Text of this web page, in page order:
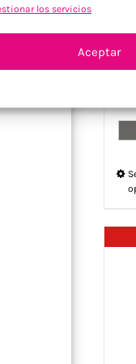
los servicios
Aceptar